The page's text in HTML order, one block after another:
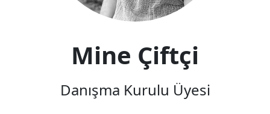
Mine Çiftçi
Danışma Kurulu Üyesi